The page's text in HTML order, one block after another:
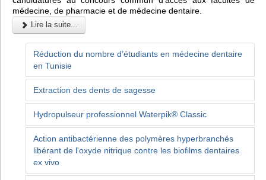
médecine, de pharmacie et de médecine dentaire.
Lire la suite...
Réduction du nombre d’étudiants en médecine dentaire
en Tunisie
Extraction des dents de sagesse
Hydropulseur professionnel Waterpik® Classic
Action antibactérienne des polymères hyperbranchés
libérant de l'oxyde nitrique contre les biofilms dentaires
ex vivo